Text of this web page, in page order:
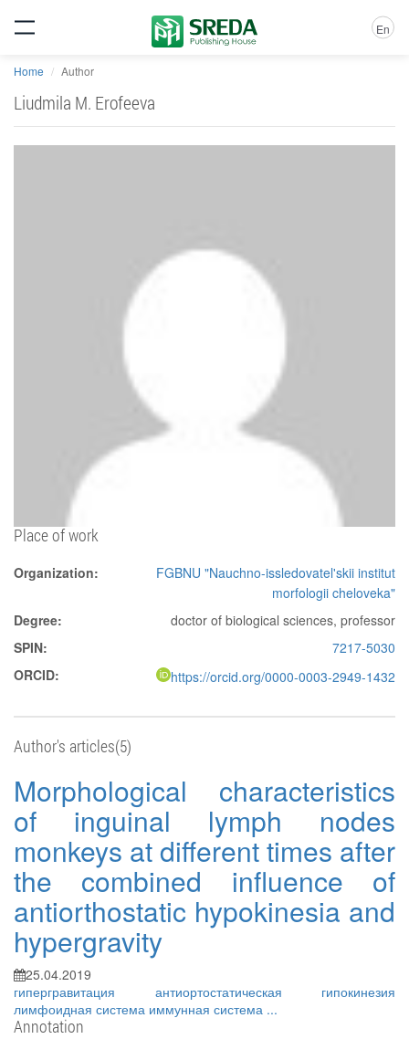
En
Home Author
Liudmila M. Erofeeva
Place of work
Organization:
FGBNU "Nauchno-issledovatel'skii institut
morfologii cheloveka"
Degree:
doctor of biological sciences, professor
SPIN:
7217-5030
ORCID:
https://orcid.org/0000-0003-2949-1432
Author's articles(5)
Morphological characteristics
of inguinal lymph nodes
monkeys at different times after
the combined influence of
antiorthostatic hypokinesia and
hypergravity
25.04.2019
гипергравитация антиортостатическая гипокинезия
лимфоидная система иммунная система ...
Annotation